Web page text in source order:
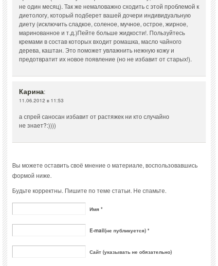
не один месяц). Так же немаловажно сходить с этой проблемой к
диетологу, который подберет вашей дочери индивидуальную
диету (исключить сладкое, соленое, мучное, острое, жирное,
маринованное и т.д.)Пейте больше жидкости!. Пользуйтесь
кремами в состав которых входит ромашка, масло чайного
дерева, каштан. Это поможет увлажнить нежную кожу и
предотвратит их новое появление (но не избавит от старых!).
Карина:
11.06.2012 в 11:53
а спрей саносан избавит от растяжек ни кто случайно
не знает?:))))
Вы можете оставить своё мнение о материале, воспользовавшись
формой ниже.
Будьте корректны. Пишите по теме статьи. Не спамьте.
Имя *
E-mail(не публикуется) *
Сайт (указывать не обязательно)